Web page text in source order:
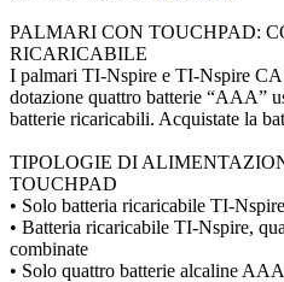
PALMARI CON TOUCHPAD:
RICARICABILE
I palmari TI-Nspire e TI-Nspire
dotazione quattro batterie “AAA”
batterie ricaricabili. Acquistate la
TIPOLOGIE DI
TOUCHPAD
• Solo batteria ricaricabile TI-Nspire
• Batteria ricaricabile TI-Nspire,
combinate
• Solo quattro batterie alcaline